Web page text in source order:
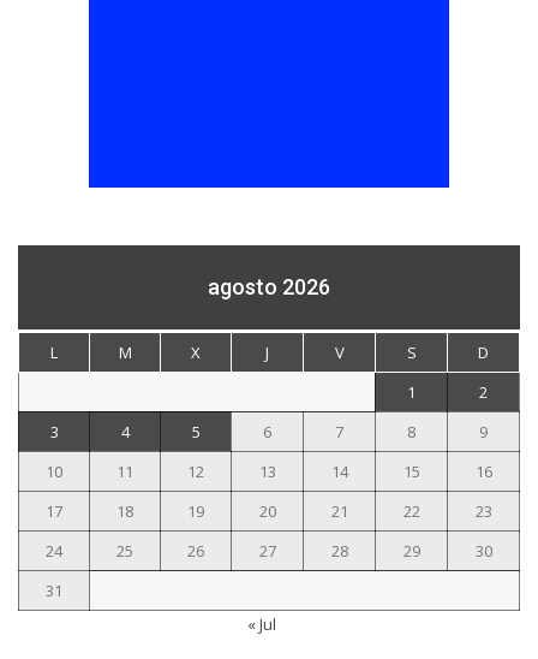
agosto 2026
L M X J V S
D
1
2
3
4 5 6 7 8
9
10
11 12 13 14 15
16
17
18 19 20 21 22
23
24
25 26 27 28 29
30
31
« Jul